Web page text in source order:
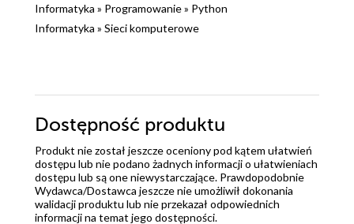
Informatyka » Programowanie» Python
Informatyka » Sieci komputerowe
Dostępność produktu
Produkt nie został jeszcze oceniony pod kątem ułatwień
dostępu lub nie podano żadnych informacji o ułatwieniach
dostępu lub są one niewystarczające. Prawdopodobnie
Wydawca/Dostawca jeszcze nie umożliwił dokonania
walidacji produktu lub nie przekazał odpowiednich
informacji na temat jego dostępności.